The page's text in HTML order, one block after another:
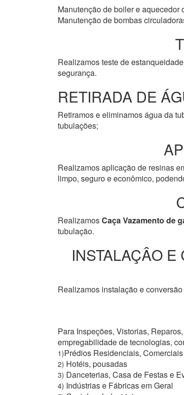
Manutenção de boiler e aquecedor
Manutenção de bombas
Realizamos teste de
segurança.
RETIRADA DE
Retiramos e eliminamos água da
tubulações;
Realizamos aplicação de resinas
limpo, seguro e econômico,
RealizamosCaça Vazamento de
tubulação.
INSTALAÇÂO
Realizamos instalação e
Para Inspeções, Vistorias,
empregabilidade de tecnologias,
1)Prédios Residenciais,
2) Hotéis, pousadas
3) Danceterias, Casa de Festas e
4) Indústrias e Fábricas em Geral